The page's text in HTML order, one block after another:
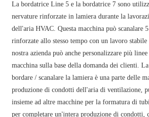
La bordatrice Line 5 e la bordatrice 7 sono
nervature rinforzate in lamiera durante la
dell'aria HVAC. Questa macchina può scanalare
rinforzate allo stesso tempo con un lavoro
nostra azienda può anche personalizzare più
macchina sulla base della domanda dei clienti.
bordare / scanalare la lamiera è una parte delle
produzione di condotti dell'aria di ventilazione,
insieme ad altre macchine per la formatura di
per completare un'intera produzione di condotti,